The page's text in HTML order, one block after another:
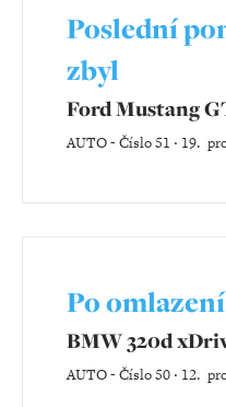
Poslední
zbyl
Ford Mustang
AUTO-Číslo 51 ‧ 19.
Po
BMW 320d
AUTO-Číslo 50 ‧ 12.